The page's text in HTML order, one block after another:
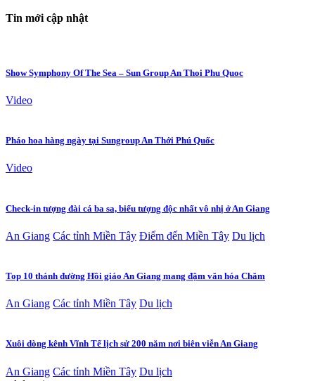
Tin mới cập nhật
Show Symphony Of The Sea – Sun Group An Thoi Phu Quoc
Video
Pháo hoa hàng ngày tại Sungroup An Thới Phú Quốc
Video
Check-in tượng đài cá ba sa, biểu tượng độc nhất vô nhị ở An Giang
An Giang Các tỉnh Miền Tây Điểm đến Miền Tây Du lịch
Top 10 thánh đường Hồi giáo An Giang mang đậm văn hóa Chăm
An Giang Các tỉnh Miền Tây Du lịch
Xuôi dòng kênh Vĩnh Tế lịch sử 200 năm nơi biên viễn An Giang
An Giang Các tỉnh Miền Tây Du lịch